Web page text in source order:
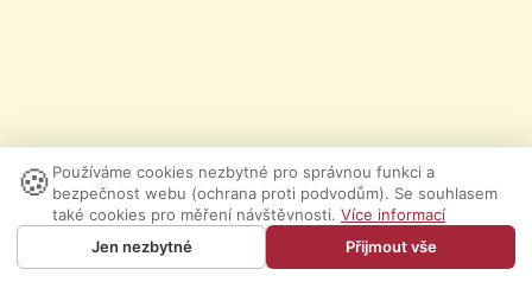
🍪 Používáme cookies nezbytné pro správnou funkci a
bezpečnost webu (ochrana proti podvodům). Se souhlasem
také cookies pro měření návštěvnosti. Více informací
Jen nezbytné
Přijmout vše